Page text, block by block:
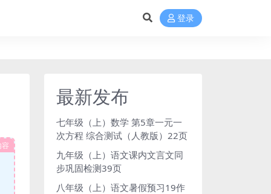
登录
最新发布
七年级（上）数学 第5章一元一
次方程 综合测试（人教版）22页
九年级（上）语文课内文言文同
步巩固检测39页
八年级（上）语文暑假预习19作